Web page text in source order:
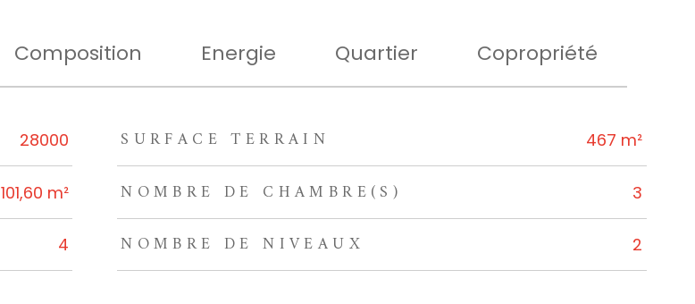
Composition Energie Quartier Copropriété
28000 SURFACE TERRAIN 467 m²
101,60 m² NOMBRE DE CHAMBRE(S) 3
4 NOMBRE DE NIVEAUX 2